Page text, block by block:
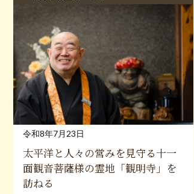
令和8年7月23日
太平洋と人々の営みを見守る十一
面観音菩薩様の霊地「観明寺」を
訪ねる